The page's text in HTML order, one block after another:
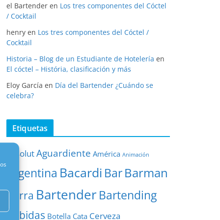
el Bartender en Los tres componentes del Cóctel
/ Cocktail
henry en Los tres componentes del Cóctel /
Cocktail
Historia – Blog de un Estudiante de Hotelería en
El cóctel – História, clasificación y más
Eloy García en Día del Bartender ¿Cuándo se
celebra?
Etiquetas
absolutAguardiente América Animación
Argentina Bacardi BarBarman
Barra BartenderBartending
Bebidas Botella Cata Cerveza